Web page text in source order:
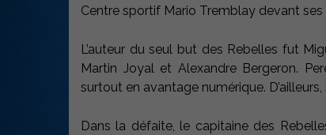
Centre sportif Mario Tremblay devant ses
L’auteur du seul but des Rebelles fut
Martin Joyal et Alexandre Bergeron.
surtout en avantage numérique.
Dans la défaite, le capitaine des